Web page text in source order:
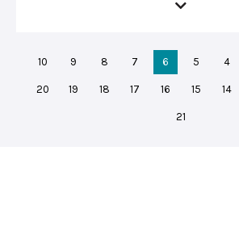
4
5
6
7
8
9
10
14
15
16
17
18
19
20
21